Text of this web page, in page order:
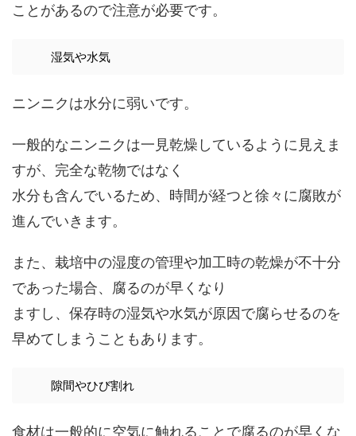
ことがあるので注意が必要です。
湿気や水気
ニンニクは水分に弱いです。
一般的なニンニクは一見乾燥しているように見えま
すが、完全な乾物ではなく
水分も含んでいるため、時間が経つと徐々に腐敗が
進んでいきます。
また、栽培中の湿度の管理や加工時の乾燥が不十分
であった場合、腐るのが早くなり
ますし、保存時の湿気や水気が原因で腐らせるのを
早めてしまうこともあります。
隙間やひび割れ
食材は一般的に空気に触れることで腐るのが早くな